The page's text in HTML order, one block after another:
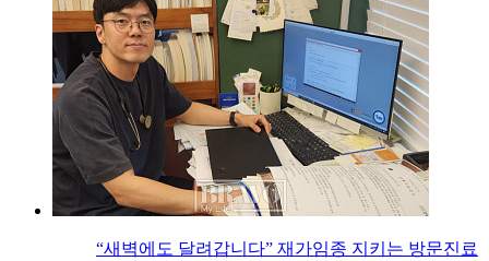
“새벽에도 달려갑니다” 재가임종 지키는 방문진료